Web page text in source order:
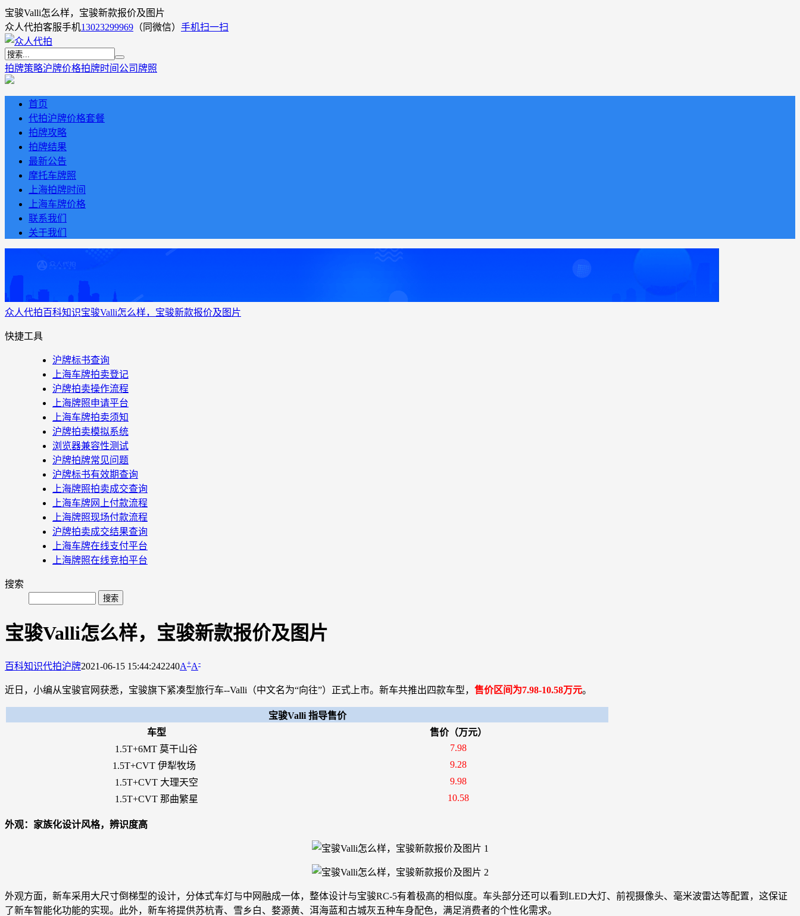
宝骏Valli怎么样，宝骏新款报价及图片
众人代拍客服手机13023299969 （同微信） 手机扫一扫
拍牌策略沪牌价格拍牌时间 公司牌照
首页
代拍沪牌价格套餐
拍牌攻略
拍牌结果
最新公告
摩托车牌照
上海拍牌时间
上海车牌价格
联系我们
关于我们
众人代拍百科知识宝骏Valli怎么样，宝骏新款报价及图片
快捷工具
沪牌标书查询
上海车牌拍卖登记
沪牌拍卖操作流程
上海牌照申请平台
上海车牌拍卖须知
沪牌拍卖模拟系统
浏览器兼容性测试
沪牌拍牌常见问题
沪牌标书有效期查询
上海牌照拍卖成交查询
上海车牌网上付款流程
上海牌照现场付款流程
沪牌拍卖成交结果查询
上海车牌在线支付平台
上海牌照在线竞拍平台
搜索
宝骏Valli怎么样，宝骏新款报价及图片
百科知识代拍沪牌2021-06-15 15:44:242240A+A-
近日，小编从宝骏官网获悉，宝骏旗下紧凑型旅行车--Valli（中文名为“向往”）正式上市。新车共推出四款车型， 售价区间为7.98-10.58万元。
宝骏Valli 指导售价
车型
售价（万元）
1.5T+6MT 莫干山谷
7.98
1.5T+CVT 伊犁牧场
9.28
1.5T+CVT 大理天空
9.98
1.5T+CVT 那曲繁星
10.58
外观：家族化设计风格，辨识度高
外观方面，新车采用大尺寸倒梯型的设计，分体式车灯与中网融成一体，整体设计与宝骏RC-5有着极高的相似度。车头部分还可以看到LED大灯、前视摄像头、毫米波雷达等配置，这保证
了新车智能化功能的实现。此外，新车将提供苏杭青、雪乡白、婺源黄、洱海蓝和古城灰五种车身配色，满足消费者的个性化需求。